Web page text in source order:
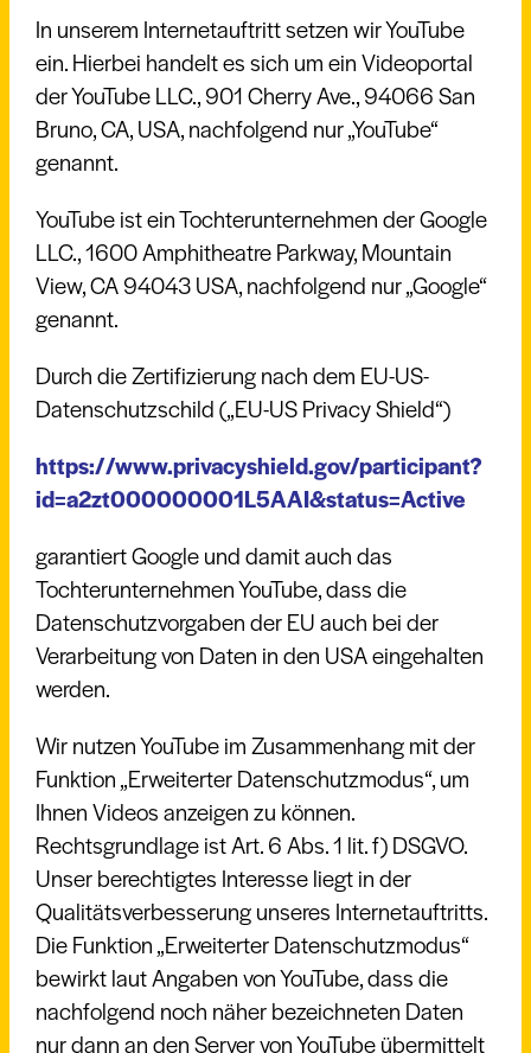
In unserem Internetauftritt setzen wir YouTube
ein. Hierbei handelt es sich um ein Videoportal
der YouTube LLC., 901 Cherry Ave., 94066 San
Bruno, CA, USA, nachfolgend nur „YouTube“
genannt.
YouTube ist ein Tochterunternehmen der Google
LLC., 1600 Amphitheatre Parkway, Mountain
View, CA 94043 USA, nachfolgend nur „Google“
genannt.
Durch die Zertifizierung nach dem EU-US-
Datenschutzschild („EU-US Privacy Shield“)
https://www.privacyshield.gov/participant?
id=a2zt000000001L5AAI&status=Active
garantiert Google und damit auch das
Tochterunternehmen YouTube, dass die
Datenschutzvorgaben der EU auch bei der
Verarbeitung von Daten in den USA eingehalten
werden.
Wir nutzen YouTube im Zusammenhang mit der
Funktion „Erweiterter Datenschutzmodus“, um
Ihnen Videos anzeigen zu können.
Rechtsgrundlage ist Art. 6 Abs. 1 lit. f) DSGVO.
Unser berechtigtes Interesse liegt in der
Qualitätsverbesserung unseres Internetauftritts.
Die Funktion „Erweiterter Datenschutzmodus“
bewirkt laut Angaben von YouTube, dass die
nachfolgend noch näher bezeichneten Daten
nur dann an den Server von YouTube übermittelt